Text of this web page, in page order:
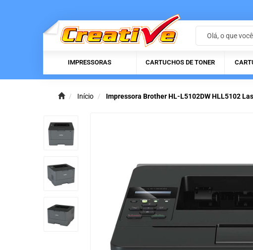
IMPRESSORAS CARTUCHOS DE TONER
Início Impressora Brother HL-L5102DW HLL5102